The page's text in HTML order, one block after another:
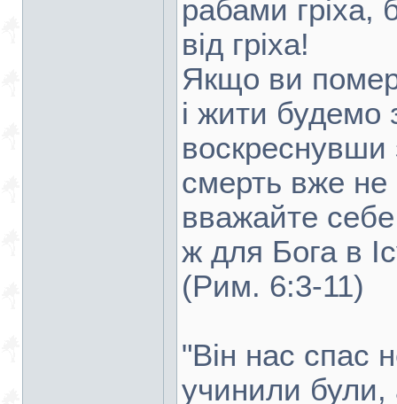
рабами гріха,
від гріха!
Якщо ви
і жити
смерть вже
вважайте
ж для Бога в
(Рим. 6:3-11)
"Він нас спас
учинили